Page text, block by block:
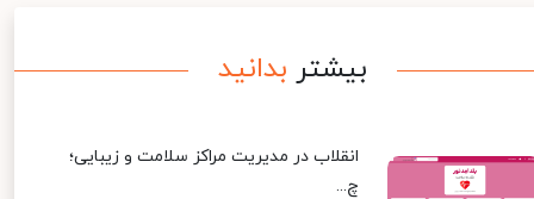
بیشتر بدانید
انقلاب در مدیریت مراکز سلامت و زیبایی؛
چ...